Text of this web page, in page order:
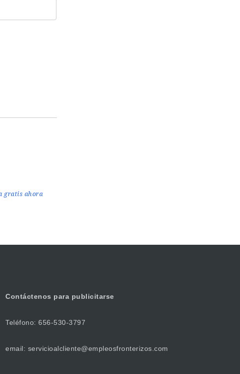
gratis ahora
Contáctenos para publicitarse
Teléfono: 656-530-3797
email: servicioalcliente@empleosfronterizos.com